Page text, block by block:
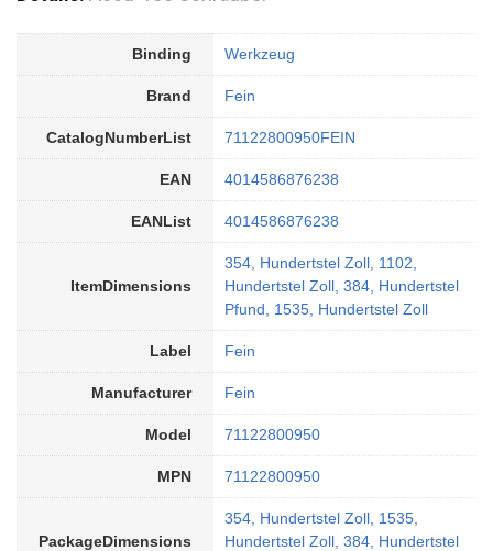
Binding Werkzeug
Brand Fein
CatalogNumberList 71122800950FEIN
EAN 4014586876238
EANList 4014586876238
ItemDimensions
354, Hundertstel Zoll, 1102,
Hundertstel Zoll, 384, Hundertstel
Pfund, 1535, Hundertstel Zoll
Label Fein
Manufacturer Fein
Model 71122800950
MPN 71122800950
PackageDimensions
354, Hundertstel Zoll, 1535,
Hundertstel Zoll, 384, Hundertstel